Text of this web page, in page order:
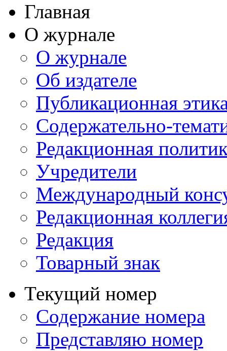
Главная
О журнале
О журнале
Об издателе
Публикационная
Содержательно-
Редакционная
Учредители
Международный
Редакционная
Редакция
Товарный знак
Текущий номер
Содержание номера
Представляю номер